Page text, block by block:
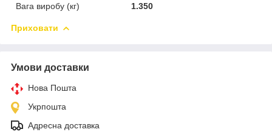
Вага виробу (кг)
1.350
Приховати
Умови доставки
Нова Пошта
Укрпошта
Адресна доставка